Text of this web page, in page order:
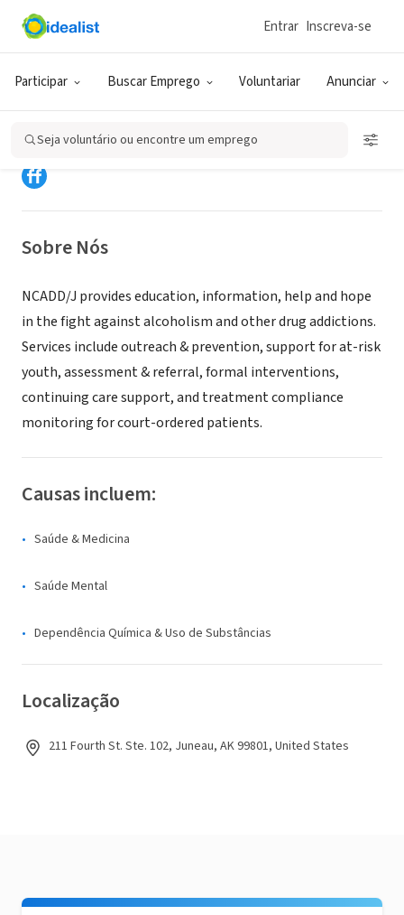
Participar Buscar Emprego Voluntariar Anunciar
Entrar Inscreva-se
Seja voluntário ou encontre um emprego
ONG (SETOR SOCIAL)
National Council on Alcoholism &
Drug Dependence/Juneau, AK
Juneau, AK
Sobre Nós
NCADD/J provides education, information, help and hope
in the fight against alcoholism and other drug addictions.
Services include outreach & prevention, support for at-risk
youth, assessment & referral, formal interventions,
continuing care support, and treatment compliance
monitoring for court-ordered patients.
Causas incluem:
Saúde & Medicina
Saúde Mental
Dependência Química & Uso de Substâncias
Localização
211 Fourth St. Ste. 102, Juneau, AK 99801, United States